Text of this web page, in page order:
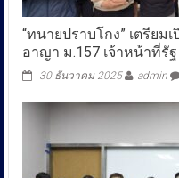
“ทนายปราบโกง” เตรีย
อาญา ม.157 เจ้าหน้าที่รั
30 ธันวาคม 2025 admin